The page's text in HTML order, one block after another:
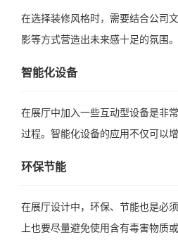
在选择装修风格时，需要结合公司
影等方式营造出未来感十足的氛围。
智能化设备
在展厅中加入一些互动型设备是非
过程。智能化设备的应用不仅可以
环保节能
在展厅设计中，环保、节能也是必
上也要尽量避免使用含有毒害物质